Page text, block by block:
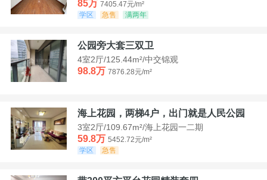
85万 7405.47元/m²
学区
急售 满两年
公园旁大套三双卫
4室2厅/125.44m²/中交锦观
98.8万 7876.28元/m²
海上花园，两梯4户，出门就是人民公园
3室2厅/109.67m²/海上花园一二期
59.8万 5452.72元/m²
学区
急售